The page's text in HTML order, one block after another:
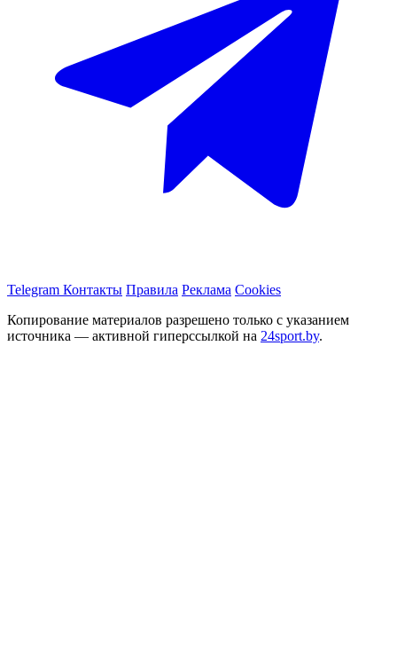
Telegram Контакты Правила Реклама Cookies
Копирование материалов разрешено только с указанием
источника — активной гиперссылкой на 24sport.by.